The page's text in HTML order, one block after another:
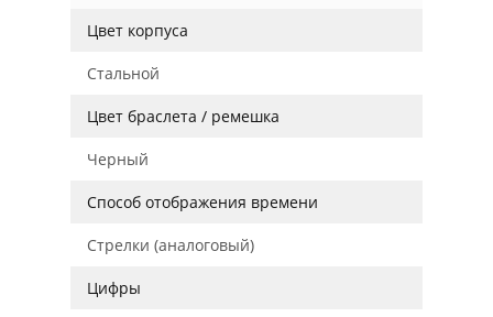
Цвет корпуса
Стальной
Цвет браслета / ремешка
Черный
Способ отображения времени
Стрелки (аналоговый)
Цифры